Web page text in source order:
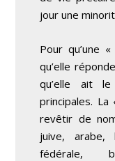
jour une
Pour qu’une
qu’elle
qu’elle ait
principales.
revêtir de
juive, arabe,
fédérale,